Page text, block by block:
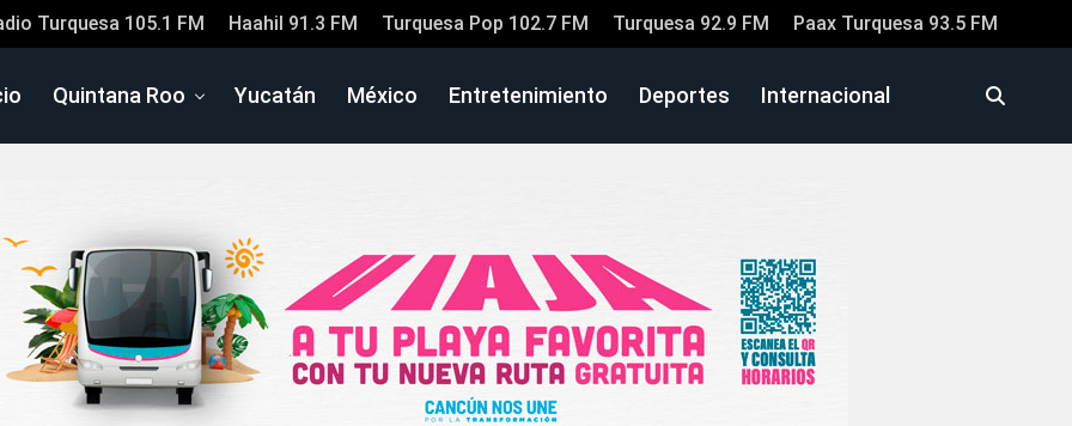
Turquesa 105.1 FM Haahil 91.3 FM Turquesa Pop 102.7 FM Turquesa 92.9 FM Paax Turquesa 93.5 FM
Quintana Roo Yucatán México Entretenimiento Deportes Internacional